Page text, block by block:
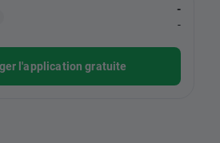
-
-
l'application gratuite